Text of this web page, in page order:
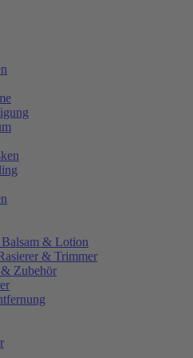
& Lotion
& Trimmer
Zubehör